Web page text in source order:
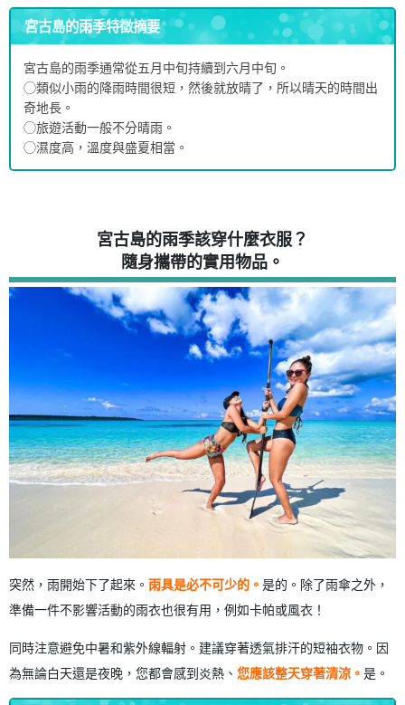
宮古島的雨季特徵摘要
宮古島的雨季通常從五月中旬持續到六月中旬。
◯類似小雨的降雨時間很短，然後就放晴了，所以晴天的時間出
奇地長。
◯旅遊活動一般不分晴雨。
◯濕度高，溫度與盛夏相當。
宮古島的雨季該穿什麼衣服？
隨身攜帶的實用物品。
突然，雨開始下了起來。 雨具是必不可少的。 是的。除了雨傘之外，
準備一件不影響活動的雨衣也很有用，例如卡帕或風衣！
同時注意避免中暑和紫外線輻射。建議穿著透氣排汗的短袖衣物。因
為無論白天還是夜晚，您都會感到炎熱、 您應該整天穿著清涼。 是。